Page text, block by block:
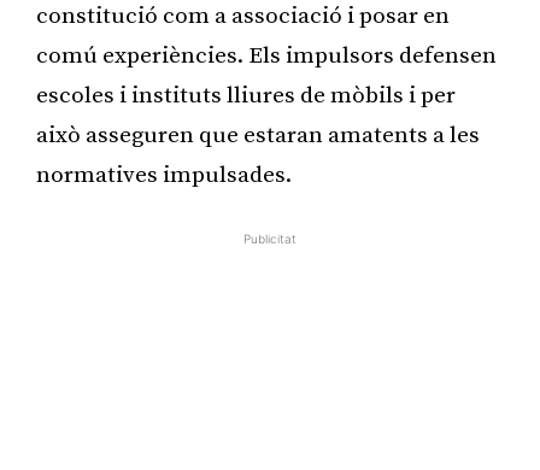
constitució com a associació i posar en
comú experiències. Els impulsors defensen
escoles i instituts lliures de mòbils i per
això asseguren que estaran amatents a les
normatives impulsades.
Publicitat